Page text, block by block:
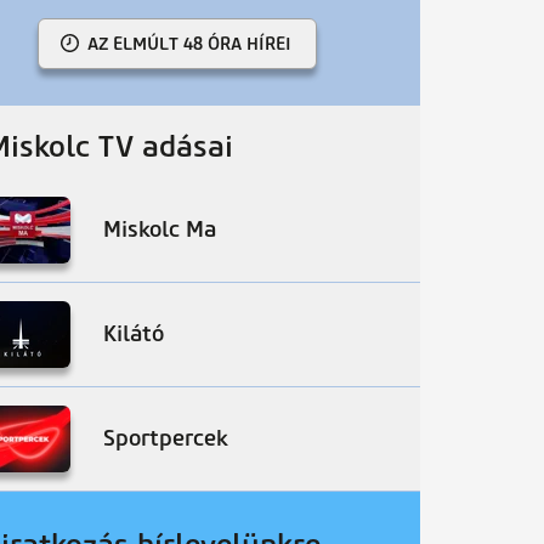
AZ ELMÚLT 48 ÓRA HÍREI
TV adásai
Miskolc Ma
Kilátó
Sportpercek